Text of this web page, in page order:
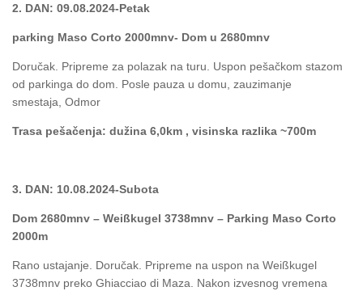
2. DAN: 09.08.2024-Petak
parking Maso Corto 2000mnv- Dom u 2680mnv
Doručak. Pripreme za polazak na turu. Uspon pešačkom stazom
od parkinga do dom. Posle pauza u domu, zauzimanje
smestaja, Odmor
Trasa pešačenja: dužina 6,0km , visinska razlika ~700m
3. DAN: 10.08.2024-Subota
Dom 2680mnv – Weißkugel 3738mnv – Parking Maso Corto
2000m
Rano ustajanje. Doručak. Pripreme na uspon na Weißkugel
3738mnv preko Ghiacciao di Maza. Nakon izvesnog vremena